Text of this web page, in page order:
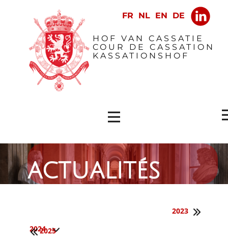
​HOF VAN CASSATIE
COUR DE CASSATION
KASSATIONSHOF
actualités
2023
2024
2025